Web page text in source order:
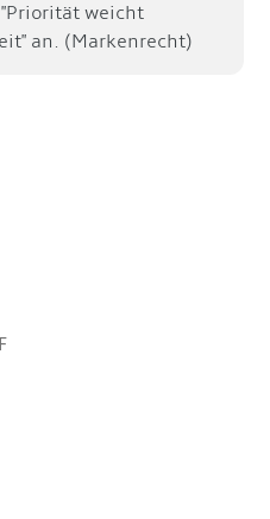
weicht
an. (Markenrecht)